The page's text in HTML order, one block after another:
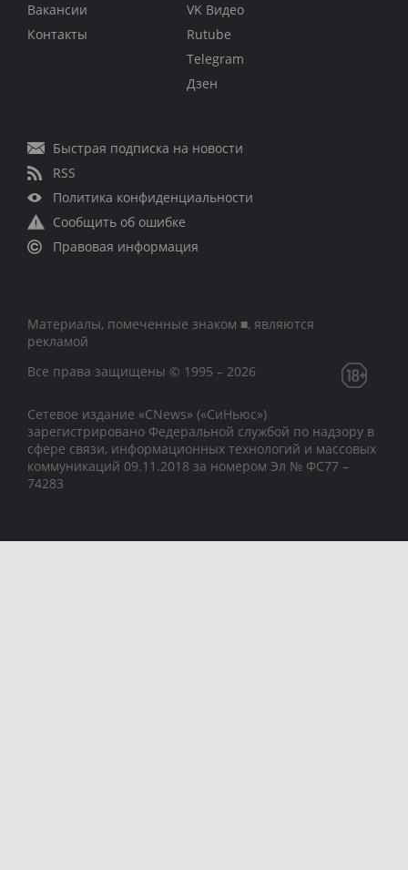
Вакансии
Контакты
VK Видео
Rutube
Telegram
Дзен
Быстрая подписка на новости
RSS
Политика конфиденциальности
Сообщить об ошибке
Правовая информация
Материалы, помеченные знаком ■, являются
рекламой
Все права защищены © 1995 – 2026
Сетевое издание «CNews» («СиНьюс»)
зарегистрировано Федеральной службой по надзору в
сфере связи, информационных технологий и массовых
коммуникаций 09.11.2018 за номером Эл № ФС77 –
74283